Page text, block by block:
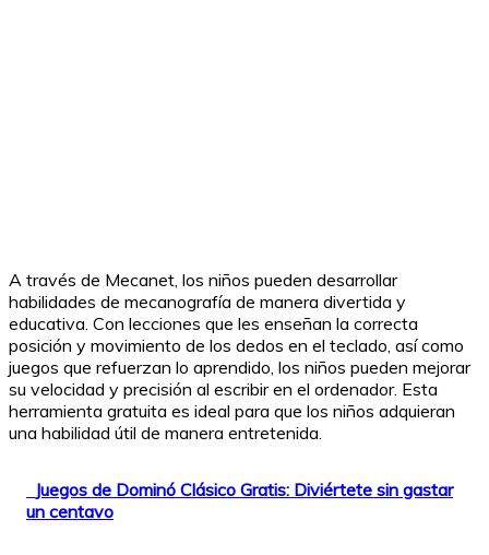
A través de Mecanet, los niños pueden desarrollar
habilidades de mecanografía de manera divertida y
educativa. Con lecciones que les enseñan la correcta
posición y movimiento de los dedos en el teclado, así como
juegos que refuerzan lo aprendido, los niños pueden mejorar
su velocidad y precisión al escribir en el ordenador. Esta
herramienta gratuita es ideal para que los niños adquieran
una habilidad útil de manera entretenida.
Juegos de Dominó Clásico Gratis: Diviértete sin gastar
un centavo